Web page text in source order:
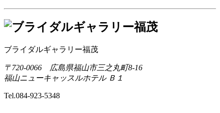
ブライダルギャラリー福茂
〒720-0066 広島県福山市三之丸町8-16
福山ニューキャッスルホテル Ｂ１
Tel.084-923-5348